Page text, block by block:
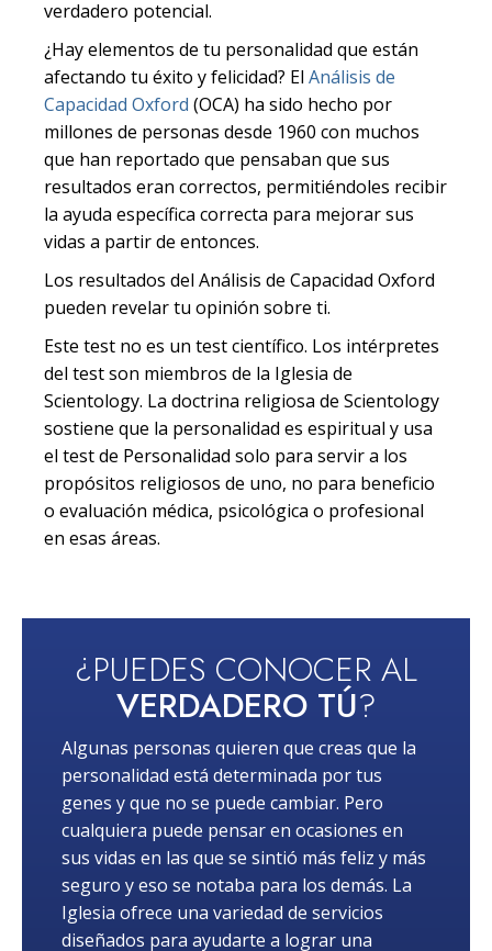
verdadero potencial.
¿Hay elementos de tu personalidad que están
afectando tu éxito y felicidad? El Análisis de
Capacidad Oxford (OCA) ha sido hecho por
millones de personas desde 1960 con muchos
que han reportado que pensaban que sus
resultados eran correctos, permitiéndoles recibir
la ayuda específica correcta para mejorar sus
vidas a partir de entonces.
Los resultados del Análisis de Capacidad Oxford
pueden revelar tu opinión sobre ti.
Este test no es un test científico. Los intérpretes
del test son miembros de la Iglesia de
Scientology. La doctrina religiosa de Scientology
sostiene que la personalidad es espiritual y usa
el test de Personalidad solo para servir a los
propósitos religiosos de uno, no para beneficio
o evaluación médica, psicológica o profesional
en esas áreas.
¿PUEDES CONOCER AL
VERDADERO TÚ?
Algunas personas quieren que creas que la
personalidad está determinada por tus
genes y que no se puede cambiar. Pero
cualquiera puede pensar en ocasiones en
sus vidas en las que se sintió más feliz y más
seguro y eso se notaba para los demás. La
Iglesia ofrece una variedad de servicios
diseñados para ayudarte a lograr una